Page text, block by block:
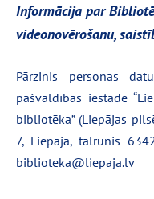
Informācija par
videonovērošanu,
Pārzinis personas
pašvaldības iestāde
bibliotēka” (Liepājas
7, Liepāja, tālrunis
biblioteka@liepaja.lv